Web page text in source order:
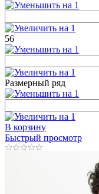
56
Размерный ряд
В корзину
Быстрый просмотр